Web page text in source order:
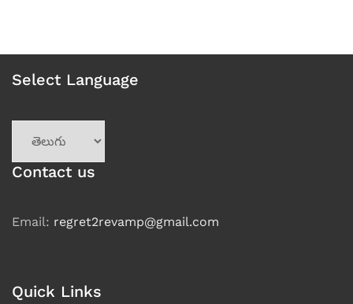
Select Language
language
Contact us
Email: regret2revamp@gmail.com
Quick Links